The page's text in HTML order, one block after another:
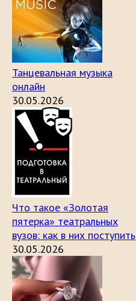
Танцевальная музыка
онлайн
30.05.2026
Что такое «Золотая
пятерка» театральных
вузов: как в них поступить
30.05.2026